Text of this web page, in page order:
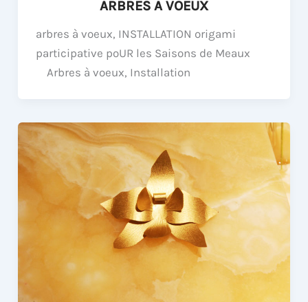
ARBRES A VOEUX
arbres à voeux, INSTALLATION origami
participative poUR les Saisons de Meaux
Arbres à voeux, Installation